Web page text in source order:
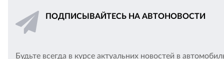
ПОДПИСЫВАЙТЕСЬ НА АВТОНОВОСТИ
Будьте всегда в курсе актуальних новостей в